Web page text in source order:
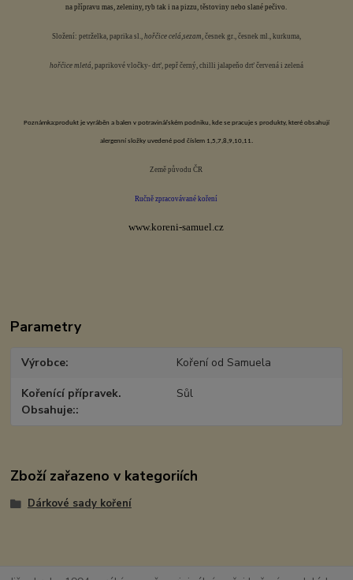
na přípravu mas, zeleniny, ryb tak i napizzu, těstoviny nebo slané pečivo.
Složení: petrželka, paprika sl., hořčice celá,sezam,česnek gr., česnek ml., kurkuma,
hořčice mletá,paprikové vločky- drť, pepř černý, chilli jalapeňo drť červená i zelená
Poznámka:produkt je vyráběn a balen v potravinářském podniku, kde se pracuje s produkty, které obsahují
alergenní složky uvedené pod číslem 1,5,7,8,9,10,11.
Země původu ČR
Ručně zpracovávané koření
www.koreni-samuel.cz
Parametry
Výrobce Koření od Samuela
Kořenící přípravek.
Obsahuje:
Sůl
Zboží zařazeno v kategoriích
Dárkové sady koření